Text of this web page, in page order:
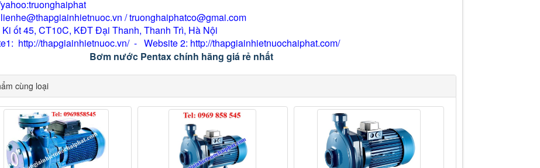
/ truonghaiphatco@gmai.com
Ki ốt 45, CT10C, KĐT Đại Thanh, Thanh Trì, Hà Nội
http://thapgiainhietnuoc.vn/ - Website 2: http://thapgiainhietnuochaiphat.com/
Bơm nước Pentax chính hãng giá rẻ nhất
cùng loại